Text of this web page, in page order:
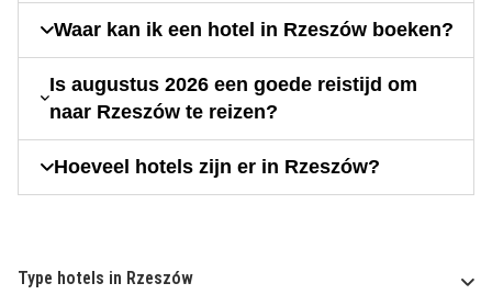
Waar kan ik een hotel in Rzeszów boeken?
Is augustus 2026 een goede reistijd om
naar Rzeszów te reizen?
Hoeveel hotels zijn er in Rzeszów?
Type hotels in Rzeszów